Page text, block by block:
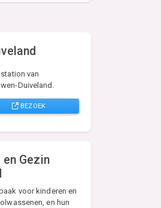
van
Duiveland.
BEZOEK
Gezin
voor kinderen en
en hun